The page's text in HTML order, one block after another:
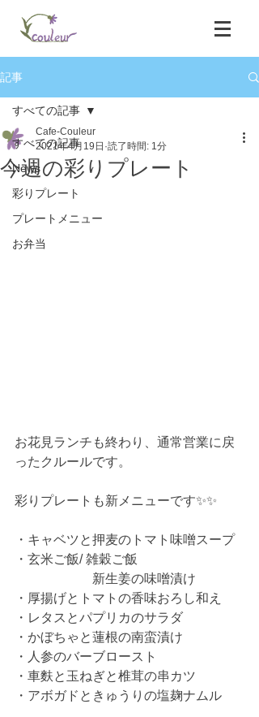
記事
すべての記事
News
彩りプレート
プレートメニュー
お弁当
すべての記事
今週の彩りプレート
Cafe-Couleur
2021年4月19日 読了時間: 1分
お花見ランチも終わり、通常営業に戻
ったクルールです。
彩りプレートも新メニューです✨✨
・キャベツと押麦のトマト味噌スープ
・玄米ご飯/ 雑穀ご飯
新生姜の味噌漬け
・厚揚げとトマトの香味おろし和え
・レタスとパプリカのサラダ
・かぼちゃと蓮根の南蛮漬け
・人参のバーブロースト
・車麩と玉ねぎと椎茸の串カツ
・アボガドときゅうりの塩麹ナムル